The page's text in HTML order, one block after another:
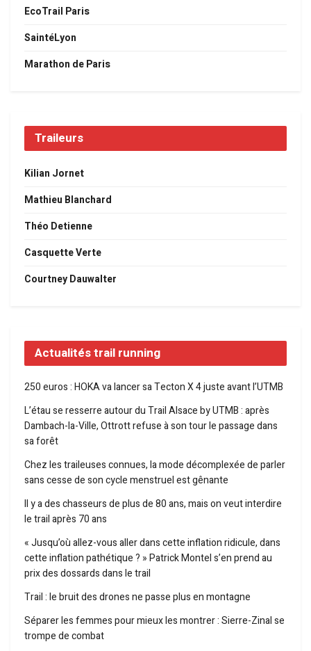
EcoTrail Paris
SaintéLyon
Marathon de Paris
Traileurs
Kilian Jornet
Mathieu Blanchard
Théo Detienne
Casquette Verte
Courtney Dauwalter
Actualités trail running
250 euros : HOKA va lancer sa Tecton X 4 juste avant l’UTMB
L’étau se resserre autour du Trail Alsace by UTMB : après
Dambach-la-Ville, Ottrott refuse à son tour le passage dans
sa forêt
Chez les traileuses connues, la mode décomplexée de parler
sans cesse de son cycle menstruel est gênante
Il y a des chasseurs de plus de 80 ans, mais on veut interdire
le trail après 70 ans
« Jusqu’où allez-vous aller dans cette inflation ridicule, dans
cette inflation pathétique ? » Patrick Montel s’en prend au
prix des dossards dans le trail
Trail : le bruit des drones ne passe plus en montagne
Séparer les femmes pour mieux les montrer : Sierre-Zinal se
trompe de combat